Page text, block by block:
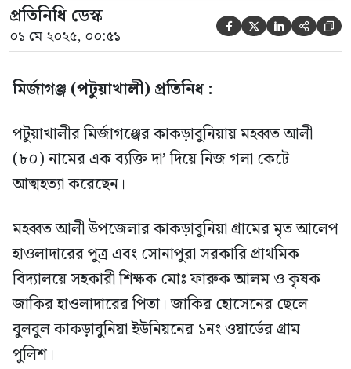
প্রতিনিধি ডেস্ক
০১ মে ২০২৫, ০০:৫১     
মির্জাগঞ্জ (পটুয়াখালী) প্রতিনিধ :
পটুয়াখালীর মির্জাগঞ্জের কাকড়াবুনিয়ায় মহব্বত আলী
(৮০) নামের এক ব্যক্তি দা’ দিয়ে নিজ গলা কেটে
আত্মহত্যা করেছেন‌।
মহব্বত আলী উপজেলার কাকড়াবুনিয়া গ্রামের মৃত আলেপ
হাওলাদারের পুত্র এবং সোনাপুরা সরকারি প্রাথমিক
বিদ্যালয়ে সহকারী শিক্ষক মোঃ ফারুক আলম ও কৃষক
জাকির হাওলাদারের পিতা। জাকির হোসেনের ছেলে
বুলবুল কাকড়াবুনিয়া ইউনিয়নের ১নং ওয়ার্ডের গ্রাম
পুলিশ।